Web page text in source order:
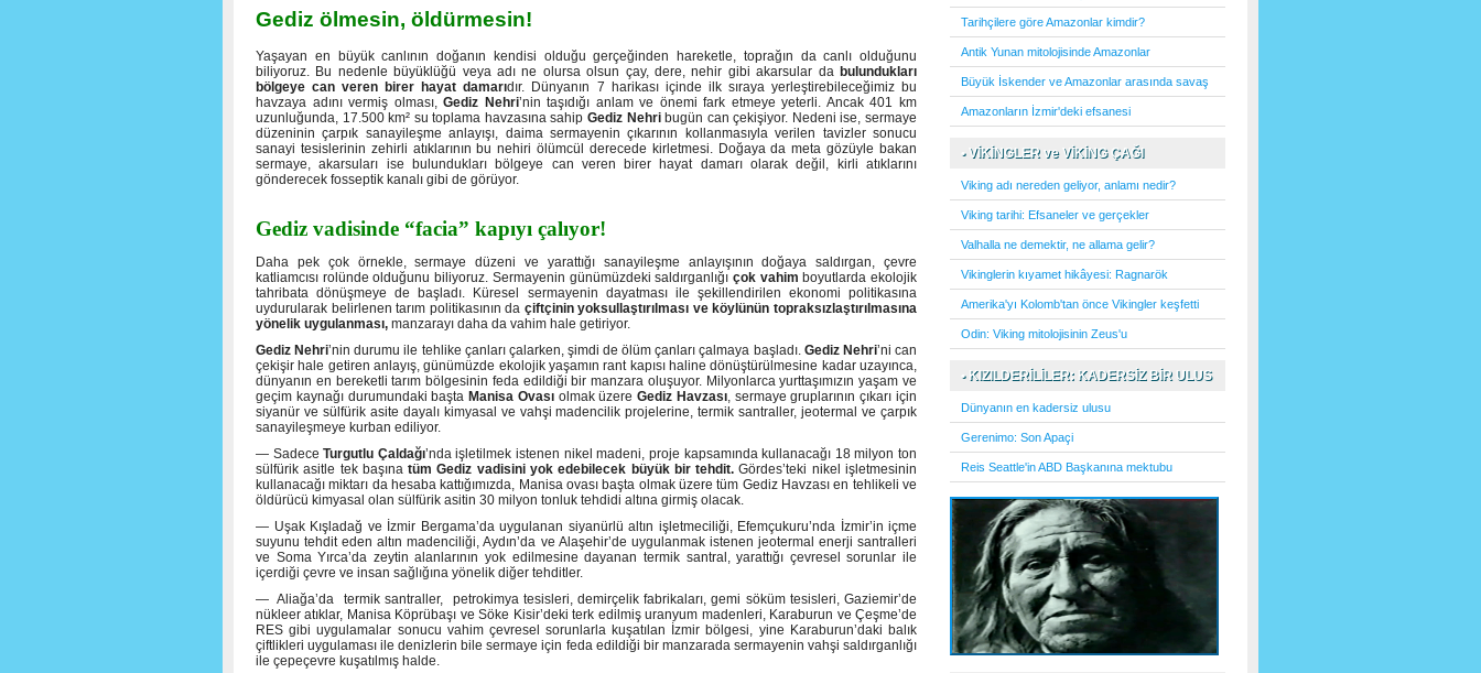
Gediz ölmesin, öldürmesin!
Yaşayan en büyük canlının doğanın kendisi olduğu gerçeğinden hareketle, toprağın da canlı olduğunu
biliyoruz. Bu nedenle büyüklüğü veya adı ne olursa olsun çay, dere, nehir gibi akarsular da bulundukları
bölgeye can veren birer hayat damarıdır. Dünyanın 7 harikası içinde ilk sıraya yerleştirebileceğimiz bu
havzaya adını vermiş olması,Gediz Nehri’nin taşıdığı anlam ve önemi fark etmeye yeterli. Ancak 401 km
uzunluğunda, 17.500 km² su toplama havzasına sahip Gediz Nehribugün can çekişiyor. Nedeni ise, sermaye
düzeninin çarpık sanayileşme anlayışı, daima sermayenin çıkarının kollanmasıyla verilen tavizler sonucu
sanayi tesislerinin zehirli atıklarının bu nehiri ölümcül derecede kirletmesi. Doğaya da meta gözüyle bakan
sermaye, akarsuları ise bulundukları bölgeye can veren birer hayat damarı olarak değil, kirli atıklarını
gönderecek fosseptik kanalı gibi de görüyor.
Gediz vadisinde “facia” kapıyı çalıyor!
Daha pek çok örnekle, sermaye düzeni ve yarattığı sanayileşme anlayışının doğaya saldırgan, çevre
katliamcısı rolünde olduğunu biliyoruz. Sermayenin günümüzdeki saldırganlığı çok vahim boyutlarda ekolojik
tahribata dönüşmeye de başladı. Küresel sermayenin dayatması ile şekillendirilen ekonomi politikasına
uydurularak belirlenen tarım politikasının da çiftçinin yoksullaştırılması ve köylünün topraksızlaştırılmasına
yönelik uygulanması, manzarayı daha da vahim hale getiriyor.
Gediz Nehri’nin durumu ile tehlike çanları çalarken, şimdi de ölüm çanları çalmaya başladı. Gediz Nehri’ni can
çekişir hale getiren anlayış, günümüzde ekolojik yaşamın rant kapısı haline dönüştürülmesine kadar uzayınca,
dünyanın en bereketli tarım bölgesinin feda edildiği bir manzara oluşuyor. Milyonlarca yurttaşımızın yaşam ve
geçim kaynağı durumundaki başta Manisa Ovasıolmak üzereGediz Havzası, sermaye gruplarının çıkarı için
siyanür ve sülfürik asite dayalı kimyasal ve vahşi madencilik projelerine, termik santraller, jeotermal ve çarpık
sanayileşmeye kurban ediliyor.
— SadeceTurgutlu Çaldağı’nda işletilmek istenen nikel madeni, proje kapsamında kullanacağı 18 milyon ton
sülfürik asitle tek başınatüm Gediz vadisini yok edebilecek büyük bir tehdit.Gördes’teki nikel işletmesinin
kullanacağı miktarı da hesaba kattığımızda, Manisa ovası başta olmak üzere tüm Gediz Havzası en tehlikeli ve
öldürücü kimyasal olan sülfürik asitin 30 milyon tonluk tehdidi altına girmiş olacak.
— Uşak Kışladağ ve İzmir Bergama’da uygulanan siyanürlü altın işletmeciliği, Efemçukuru’nda İzmir’in içme
suyunu tehdit eden altın madenciliği, Aydın’da ve Alaşehir’de uygulanmak istenen jeotermal enerji santralleri
ve Soma Yırca’da zeytin alanlarının yok edilmesine dayanan termik santral, yarattığı çevresel sorunlar ile
içerdiği çevre ve insan sağlığına yönelik diğer tehditler.
— Aliağa’da termik santraller, petrokimya tesisleri, demirçelik fabrikaları, gemi söküm tesisleri, Gaziemir’de
nükleer atıklar, Manisa Köprübaşı ve Söke Kisir’deki terk edilmiş uranyum madenleri, Karaburun ve Çeşme’de
RES gibi uygulamalar sonucu vahim çevresel sorunlarla kuşatılan İzmir bölgesi, yine Karaburun’daki balık
çiftlikleri uygulaması ile denizlerin bile sermaye için feda edildiği bir manzarada sermayenin vahşi saldırganlığı
ile çepeçevre kuşatılmış halde.
Tarihçilere göre Amazonlar kimdir?
Antik Yunan mitolojisinde Amazonlar
Büyük İskender ve Amazonlar arasında savaş
Amazonların İzmir'deki efsanesi
• VİKİNGLER ve VİKİNG ÇAĞI
Viking adı nereden geliyor, anlamı nedir?
Viking tarihi: Efsaneler ve gerçekler
Valhalla ne demektir, ne allama gelir?
Vikinglerin kıyamet hikâyesi: Ragnarök
Amerika'yı Kolomb'tan önce Vikingler keşfetti
Odin: Viking mitolojisinin Zeus'u
• KIZILDERİLİLER: KADERSİZ BİR ULUS
Dünyanın en kadersiz ulusu
Gerenimo: Son Apaçi
Reis Seattle'in ABD Başkanına mektubu